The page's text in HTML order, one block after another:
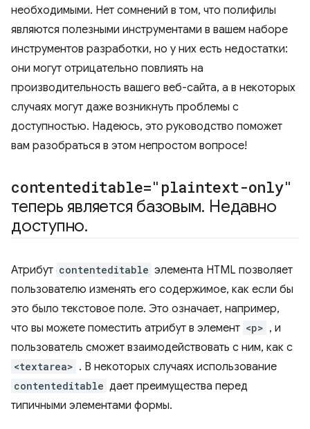
необходимыми. Нет сомнений в том, что полифилы
являются полезными инструментами в вашем наборе
инструментов разработки, но у них есть недостатки:
они могут отрицательно повлиять на
производительность вашего веб-сайта, а в некоторых
случаях могут даже возникнуть проблемы с
доступностью. Надеюсь, это руководство поможет
вам разобраться в этом непростом вопросе!
contenteditable="plaintext-only"
теперь является базовым. Недавно
доступно.
Атрибут contenteditable элемента HTML позволяет
пользователю изменять его содержимое, как если бы
это было текстовое поле. Это означает, например,
что вы можете поместить атрибут в элемент <p> , и
пользователь сможет взаимодействовать с ним, как с
<textarea> . В некоторых случаях использование
contenteditable дает преимущества перед
типичными элементами формы.